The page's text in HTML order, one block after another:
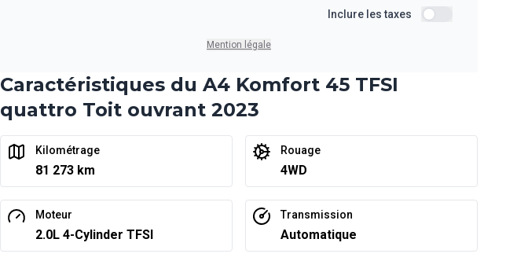
192 $/Sem.
Financement sur 24 mois
Financement sur 24 mois
Inclure les taxes
Inclure les taxes
Mention légale
Caractéristiques du A4 Komfort 45 TFSI
quattro Toit ouvrant 2023
Kilométrage
81 273 km
Rouage
4WD
Moteur
2.0L 4-Cylinder TFSI
Transmission
Automatique